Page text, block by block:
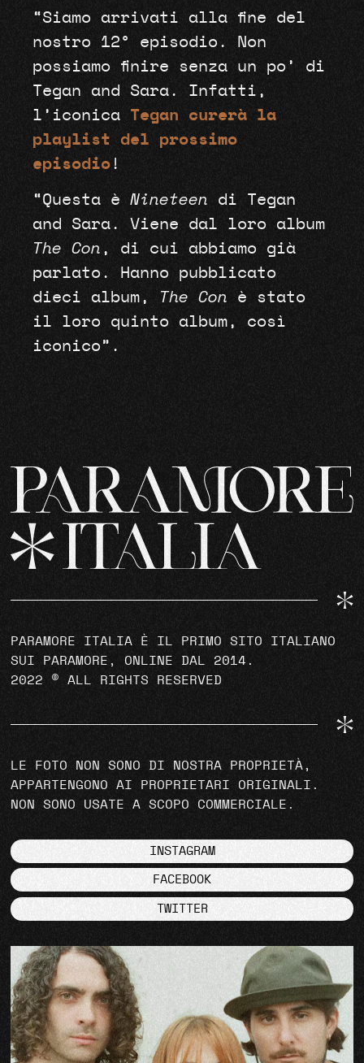
“Siamo arrivati alla fine del
nostro 12° episodio. Non
possiamo finire senza un po’ di
Tegan and Sara. Infatti,
l’iconica Tegan curerà la
playlist del prossimo
episodio!
“Questa è Nineteen di Tegan
and Sara. Viene dal loro album
The Con , di cui abbiamo già
parlato. Hanno pubblicato
dieci album,
The Con è stato
il loro quinto album, così
iconico”.
PARAMORE ITALIA È IL PRIMO SITO ITALIANO
SUI PARAMORE, ONLINE DAL 2014.
2022 © ALL RIGHTS RESERVED
LE FOTO NON SONO DI NOSTRA PROPRIETÀ,
APPARTENGONO AI PROPRIETARI ORIGINALI.
NON SONO USATE A SCOPO COMMERCIALE.
INSTAGRAM
FACEBOOK
TWITTER